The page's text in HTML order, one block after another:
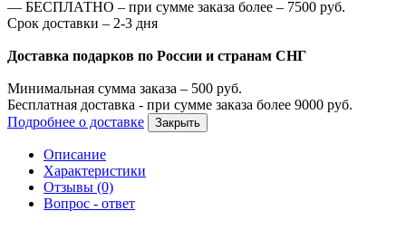
— БЕСПЛАТНО – при сумме заказа более – 7500 руб.
Срок доставки – 2-3 дня
Доставка подарков по России и странам СНГ
Минимальная сумма заказа – 500 руб.
Бесплатная доставка - при сумме заказа более 9000 руб.
Подробнее о доставке
Закрыть
Описание
Характеристики
Отзывы (0)
Вопрос - ответ